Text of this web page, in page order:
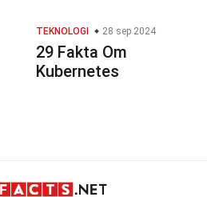
TEKNOLOGI 28 sep 2024
29 Fakta Om
Kubernetes